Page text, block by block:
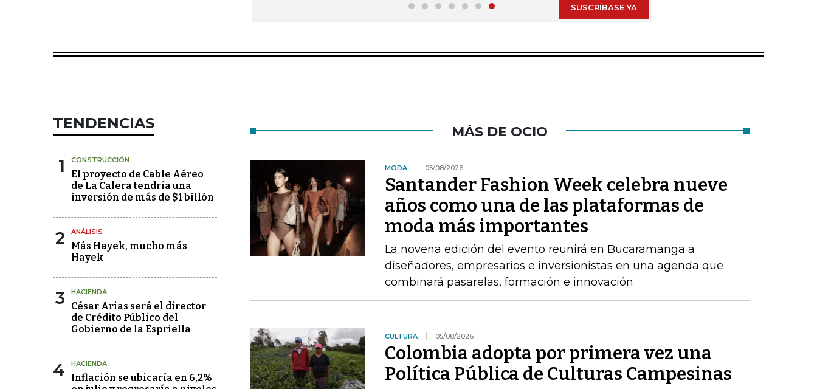
SUSCRÍBASE YA
TENDENCIAS
1 CONSTRUCCIÓN
El proyecto de Cable Aéreo
de La Calera tendría una
inversión de más de $1 billón
2 ANÁLISIS
Más Hayek, mucho más
Hayek
3 HACIENDA
César Arias será el director
de Crédito Público del
Gobierno de la Espriella
4 HACIENDA
Inflación se ubicaría en 6,2%
MÁS DE OCIO
MODA 05/08/2026
Santander Fashion Week celebra nueve
años como una de las plataformas de
moda más importantes
La novena edición del evento reunirá en Bucaramanga a
diseñadores, empresarios e inversionistas en una agenda que
combinará pasarelas, formación e innovación
CULTURA 05/08/2026
Colombia adopta por primera vez una
Política Pública de Culturas Campesinas